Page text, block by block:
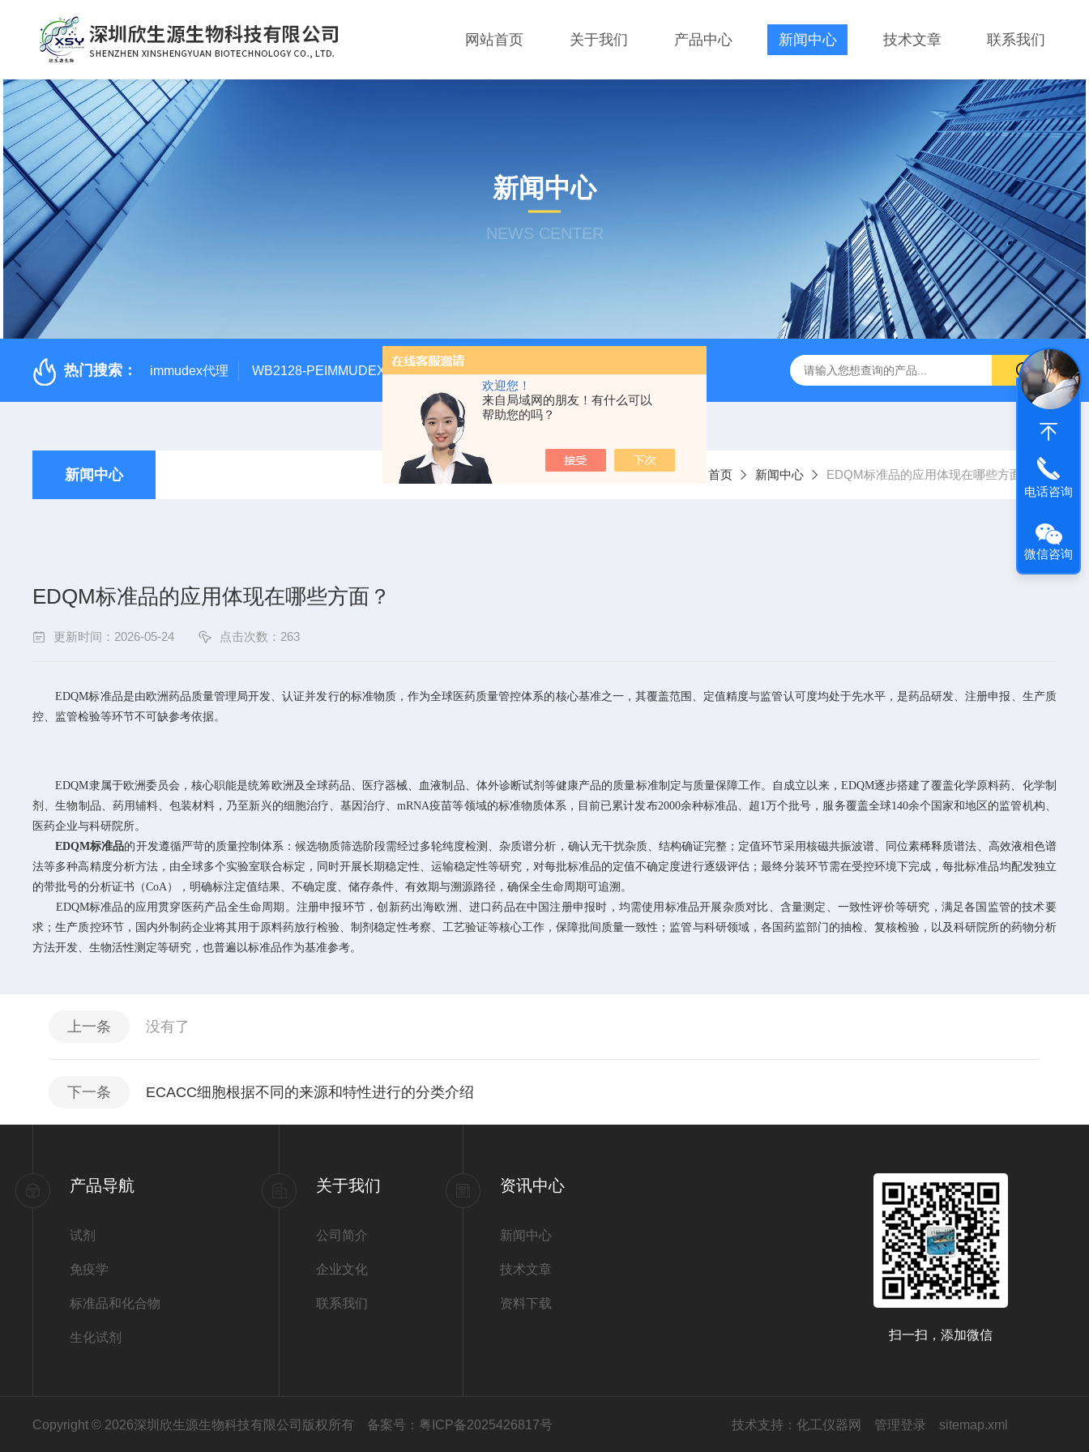
欢迎您！
来自局域网的朋友！有什么可以
帮助您的吗？
网站首页 关于我们 产品中心 新闻中心 技术文章 联系我们
新闻中心
NEWS CENTER
热门搜索： immudex代理 WB2128-PEIMMUDEX抗原测试试剂盒 SEA-133鲑鱼纤维蛋白原 FaSSIF 25Lbiorelevant *代理
新闻中心 当前位置： 首页 新闻中心 EDQM标准品的应用体现在哪些方面？
EDQM标准品的应用体现在哪些方面？
更新时间：2026-05-24 点击次数：263
EDQM标准品是由欧洲药品质量管理局开发、认证并发行的标准物质，作为全球医药质量管控体系的核心基准之一，其覆盖范围、定值精度与监管认可度均处于先水平，是药品研发、注册申报、生产质
控、监管检验等环节不可缺参考依据。
EDQM隶属于欧洲委员会，核心职能是统筹欧洲及全球药品、医疗器械、血液制品、体外诊断试剂等健康产品的质量标准制定与质量保障工作。自成立以来，EDQM逐步搭建了覆盖化学原料药、化学制
剂、生物制品、药用辅料、包装材料，乃至新兴的细胞治疗、基因治疗、mRNA疫苗等领域的标准物质体系，目前已累计发布2000余种标准品、超1万个批号，服务覆盖全球140余个国家和地区的监管机构、
医药企业与科研院所。
EDQM标准品的开发遵循严苛的质量控制体系：候选物质筛选阶段需经过多轮纯度检测、杂质谱分析，确认无干扰杂质、结构确证完整；定值环节采用核磁共振波谱、同位素稀释质谱法、高效液相色谱
法等多种高精度分析方法，由全球多个实验室联合标定，同时开展长期稳定性、运输稳定性等研究，对每批标准品的定值不确定度进行逐级评估；最终分装环节需在受控环境下完成，每批标准品均配发独立
的带批号的分析证书（CoA），明确标注定值结果、不确定度、储存条件、有效期与溯源路径，确保全生命周期可追溯。
EDQM标准品的应用贯穿医药产品全生命周期。注册申报环节，创新药出海欧洲、进口药品在中国注册申报时，均需使用标准品开展杂质对比、含量测定、一致性评价等研究，满足各国监管的技术要
求；生产质控环节，国内外制药企业将其用于原料药放行检验、制剂稳定性考察、工艺验证等核心工作，保障批间质量一致性；监管与科研领域，各国药监部门的抽检、复核检验，以及科研院所的药物分析
方法开发、生物活性测定等研究，也普遍以标准品作为基准参考。
上一条 没有了
下一条 ECACC细胞根据不同的来源和特性进行的分类介绍
产品导航
试剂
免疫学
标准品和化合物
生化试剂
关于我们
公司简介
企业文化
联系我们
资讯中心
新闻中心
技术文章
资料下载
扫一扫，添加微信
Copyright © 2026深圳欣生源生物科技有限公司版权所有 备案号：粤ICP备2025426817号 技术支持： 化工仪器网 管理登录 sitemap.xml
电话咨询
微信咨询